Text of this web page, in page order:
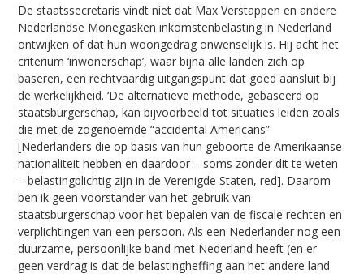
De staatssecretaris vindt niet dat Max Verstappen en andere
Nederlandse Monegasken inkomstenbelasting in Nederland
ontwijken of dat hun woongedrag onwenselijk is. Hij acht het
criterium ‘inwonerschap’, waar bijna alle landen zich op
baseren, een rechtvaardig uitgangspunt dat goed aansluit bij
de werkelijkheid. ‘De alternatieve methode, gebaseerd op
staatsburgerschap, kan bijvoorbeeld tot situaties leiden zoals
die met de zogenoemde “accidental Americans”
[Nederlanders die op basis van hun geboorte de Amerikaanse
nationaliteit hebben en daardoor – soms zonder dit te weten
– belastingplichtig zijn in de Verenigde Staten, red]. Daarom
ben ik geen voorstander van het gebruik van
staatsburgerschap voor het bepalen van de fiscale rechten en
verplichtingen van een persoon. Als een Nederlander nog een
duurzame, persoonlijke band met Nederland heeft (en er
geen verdrag is dat de belastingheffing aan het andere land